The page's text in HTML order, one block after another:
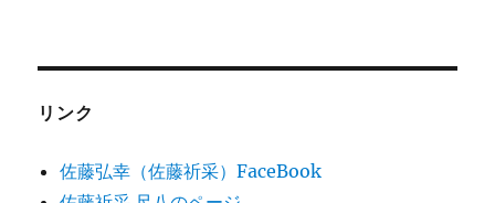
リンク
佐藤弘幸（佐藤祈采）FaceBook